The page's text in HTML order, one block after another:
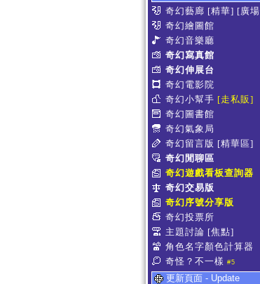
奇幻藝廊 [精華] [廣
奇幻繪圖館
奇幻音樂廳
奇幻寫真館
奇幻伸展台
奇幻電影院
奇幻小幫手 [走私販]
奇幻圖書館
奇幻氣象局
奇幻留言版 [精華區]
奇幻閒聊區
奇幻遊戲看板查詢器
奇幻交易版
奇幻序號分享版
奇幻投票所
主題討論 [焦點]
角色名字顏色計算器
奇怪？不一樣 #5
更新頁面 - Update